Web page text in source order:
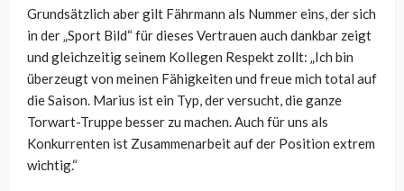
Grundsätzlich aber gilt Fährmann als Nummer eins, der sich
in der „Sport Bild“ für dieses Vertrauen auch dankbar zeigt
und gleichzeitig seinem Kollegen Respekt zollt: „Ich bin
überzeugt von meinen Fähigkeiten und freue mich total auf
die Saison. Marius ist ein Typ, der versucht, die ganze
Torwart-Truppe besser zu machen. Auch für uns als
Konkurrenten ist Zusammenarbeit auf der Position extrem
wichtig.“